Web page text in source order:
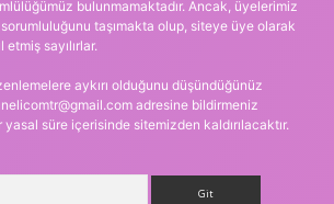
bulunmamaktadır. Ancak, üyelerimiz
taşımakta olup, siteye üye olarak
sayılırlar.
aykırı olduğunu düşündüğünüz
adresine bildirmeniz
süre içerisinde sitemizden kaldırılacaktır.